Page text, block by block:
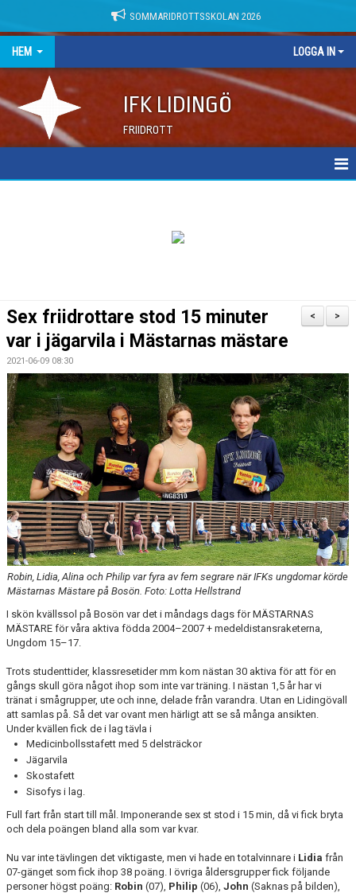
SOMMARIDROTTSSKOLAN 2026
HEM LOGGA IN
IFK LIDINGÖ
FRIIDROTT
>
<
Sex friidrottare stod 15 minuter
var i jägarvila i Mästarnas mästare
2021-06-09 08:30
Robin, Lidia, Alina och Philip var fyra av fem segrare när IFKs ungdomar körde
Mästarnas Mästare på Bosön. Foto: Lotta Hellstrand
I skön kvällssol på Bosön var det i måndags dags för MÄSTARNAS
MÄSTARE för våra aktiva födda 2004–2007 + medeldistansraketerna,
Ungdom 15–17.
Trots studenttider, klassresetider mm kom nästan 30 aktiva för att för en
gångs skull göra något ihop som inte var träning. I nästan 1,5 år har vi
tränat i smågrupper, ute och inne, delade från varandra. Utan en Lidingövall
att samlas på. Så det var ovant men härligt att se så många ansikten.
Under kvällen fick de i lag tävla i
Medicinbollsstafett med 5 delsträckor
Jägarvila
Skostafett
Sisofys i lag.
Full fart från start till mål. Imponerande sex st stod i 15 min, då vi fick bryta
och dela poängen bland alla som var kvar.
Nu var inte tävlingen det viktigaste, men vi hade en totalvinnare i Lidia från
07-gänget som fick ihop 38 poäng. I övriga åldersgrupper fick följande
personer högst poäng: Robin (07), Philip (06), John (Saknas på bilden),